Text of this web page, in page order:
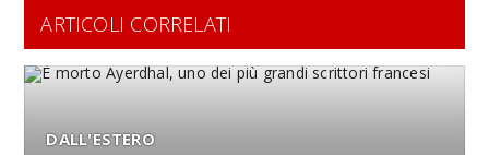
ARTICOLI CORRELATI
DALL'ESTERO